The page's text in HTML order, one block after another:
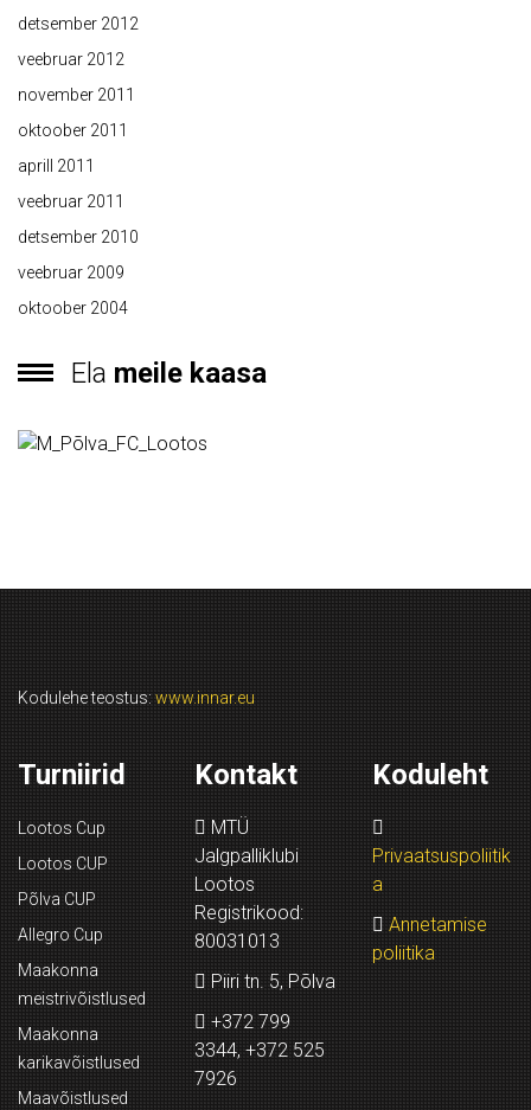
detsember 2012
veebruar 2012
november 2011
oktoober 2011
aprill 2011
veebruar 2011
detsember 2010
veebruar 2009
oktoober 2004
Ela meile kaasa
Kodulehe teostus: www.innar.eu
Turniirid
Lootos Cup
Lootos CUP
Põlva CUP
Allegro Cup
Maakonna
meistrivõistlused
Maakonna
karikavõistlused
Maavõistlused
Kontakt
MTÜ
Jalgpalliklubi
Lootos
Registrikood:
80031013
Piiri tn. 5, Põlva
+372 799
3344, +372 525
7926
Koduleht
Privaatsuspoliitik
a
Annetamise
poliitika